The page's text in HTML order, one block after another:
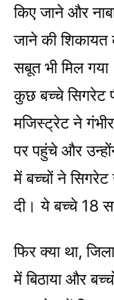
किए जाने और
जाने की शिकायत
सबूत भी मिल
कुछ बच्चे सिगरेट
मजिस्ट्रेट ने
पर पहुंचे और
में बच्चों ने
दी। ये बच्चे 18
फिर क्या था,
में बिठाया और